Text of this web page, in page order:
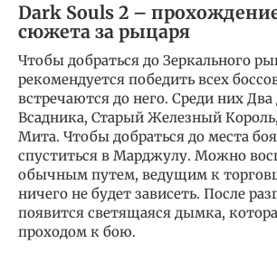
Dark Souls 2 –
сюжета за рыцаря
Чтобы добраться до Зеркального
рекомендуется победить всех
встречаются до него. Среди них
Всадника, Старый Железный
Мита. Чтобы добраться до места
спуститься в Марджулу. Можно
обычным путем, ведущим к
ничего не будет зависеть. После
появится светящаяся дымка,
проходом к бою.